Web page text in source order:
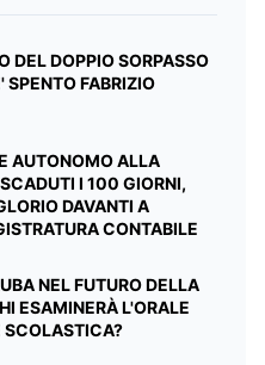
DEL DOPPIO SORPASSO
FABRIZIO
AUTONOMO ALLA
I 100 GIORNI,
DAVANTI A
CONTABILE
NEL FUTURO DELLA
ESAMINERÀ L'ORALE
SCOLASTICA?